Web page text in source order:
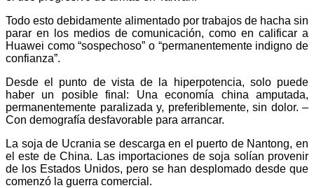
Todo esto debidamente alimentado por trabajos de hacha sin
parar en los medios de comunicación, como en calificar a
Huawei como “sospechoso” o “permanentemente indigno de
confianza”.
Desde el punto de vista de la hiperpotencia, solo puede
haber un posible final: Una economía china amputada,
permanentemente paralizada y, preferiblemente, sin dolor. –
Con demografía desfavorable para arrancar.
La soja de Ucrania se descarga en el puerto de Nantong, en
el este de China. Las importaciones de soja solían provenir
de los Estados Unidos, pero se han desplomado desde que
comenzó la guerra comercial.